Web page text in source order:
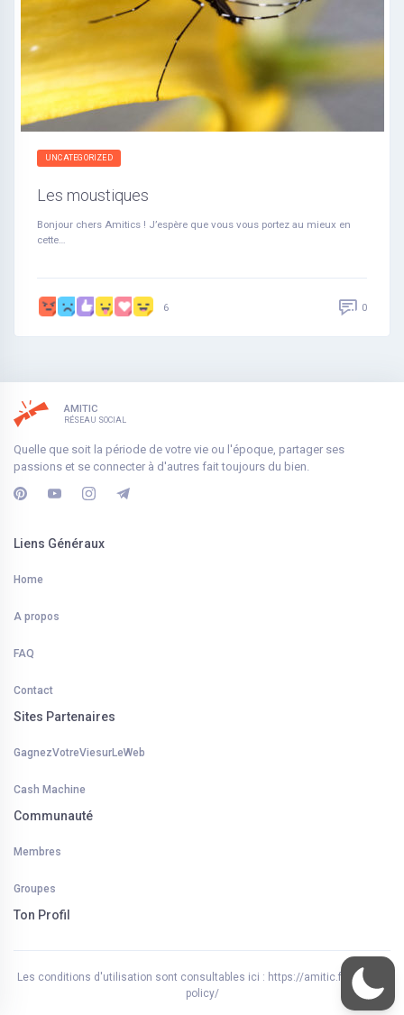
UNCATEGORIZED
Les moustiques
Bonjour chers Amitics ! J’espère que vous vous portez au mieux en
cette…
6 0
AMITIC
RÉSEAU SOCIAL
Quelle que soit la période de votre vie ou l'époque, partager ses
passions et se connecter à d'autres fait toujours du bien.
Liens Généraux
Home
A propos
FAQ
Contact
Sites Partenaires
GagnezVotreViesurLeWeb
Cash Machine
Communauté
Membres
Groupes
Ton Profil
Les conditions d'utilisation sont consultables ici : https://amitic.fr/privacy-
policy/